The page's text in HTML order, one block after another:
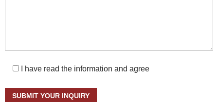
I have read the information and agree